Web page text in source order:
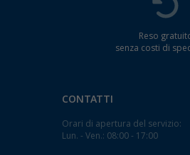
Reso
senza costi di
CONTATTI
Orari di apertura del servizio:
Lun. - Ven.: 08:00 - 17:00